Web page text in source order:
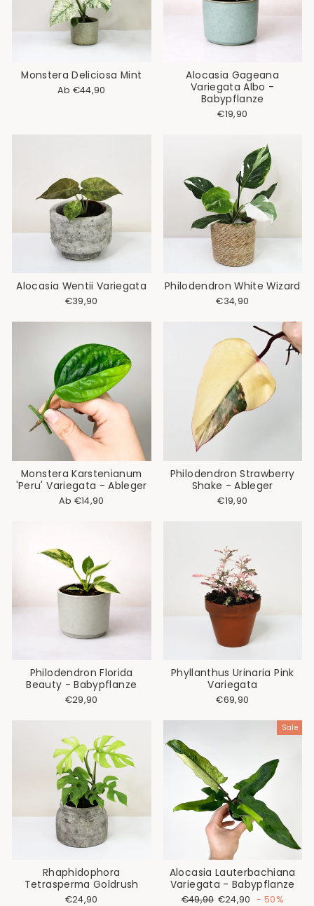
Monstera Deliciosa Mint
Ab €44,90
Alocasia Gageana
Variegata Albo -
Babypflanze
€19,90
Alocasia Wentii Variegata
€39,90
Philodendron White Wizard
€34,90
Monstera Karstenianum
'Peru' Variegata - Ableger
Ab €14,90
Philodendron Strawberry
Shake - Ableger
€19,90
Philodendron Florida
Beauty - Babypflanze
€29,90
Phyllanthus Urinaria Pink
Variegata
€69,90
Rhaphidophora
Tetrasperma Goldrush
€24,90
Sale
Alocasia Lauterbachiana
Variegata - Babypflanze
Normaler
€49,90 Sonderpreis
€24,90 - 50%